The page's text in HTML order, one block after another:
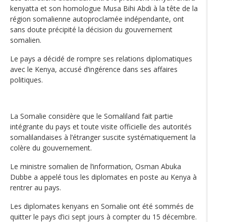
kenyatta et son homologue Musa Bihi Abdi à la tête de la
région somalienne autoproclamée indépendante, ont
sans doute précipité la décision du gouvernement
somalien.
Le pays a décidé de rompre ses relations diplomatiques
avec le Kenya, accusé d’ingérence dans ses affaires
politiques.
La Somalie considère que le Somaliland fait partie
intégrante du pays et toute visite officielle des autorités
somalilandaises à l’étranger suscite systématiquement la
colère du gouvernement.
Le ministre somalien de l’information, Osman Abuka
Dubbe a appelé tous les diplomates en poste au Kenya à
rentrer au pays.
Les diplomates kenyans en Somalie ont été sommés de
quitter le pays d’ici sept jours à compter du 15 décembre.